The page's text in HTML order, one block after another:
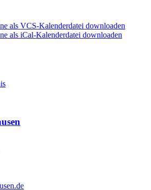
als VCS-Kalenderdatei downloaden
als iCal-Kalenderdatei downloaden